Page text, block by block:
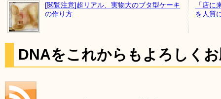
[閲覧注意]超リアル、実物大のブタ型ケーキ
の作り方
「店に
を人質
DNAをこれからもよろしく